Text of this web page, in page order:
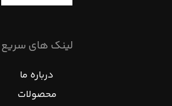
لینک های سریع
درباره ما
محصولات